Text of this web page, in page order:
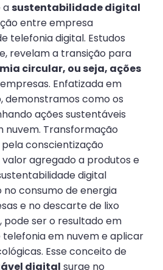
asustentabilidade digital
entre empresa
telefonia digital. Estudos
revelam a transição para
circular, ou seja, ações
Enfatizada em
demonstramos como os
ações sustentáveis
nuvem. Transformação
conscientização
agregado a produtos e
digital
consumo de energia
e no descarte de lixo
pode ser o resultado em
telefonia em nuvem e aplicar
Esse conceito de
digital surge no